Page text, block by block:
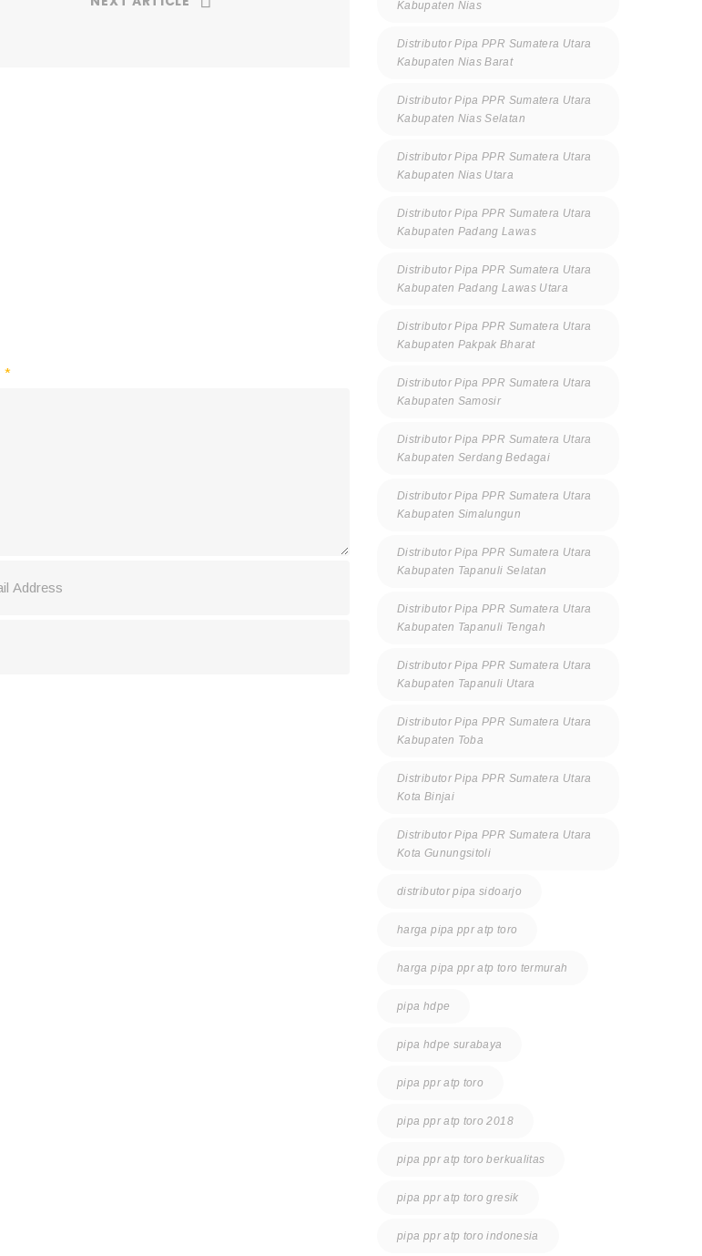
*
Kabupaten Nias
Distributor Pipa PPR Sumatera Utara
Kabupaten Nias Barat
Distributor Pipa PPR Sumatera Utara
Kabupaten Nias Selatan
Distributor Pipa PPR Sumatera Utara
Kabupaten Nias Utara
Distributor Pipa PPR Sumatera Utara
Kabupaten Padang Lawas
Distributor Pipa PPR Sumatera Utara
Kabupaten Padang Lawas Utara
Distributor Pipa PPR Sumatera Utara
Kabupaten Pakpak Bharat
Distributor Pipa PPR Sumatera Utara
Kabupaten Samosir
Distributor Pipa PPR Sumatera Utara
Kabupaten Serdang Bedagai
Distributor Pipa PPR Sumatera Utara
Kabupaten Simalungun
Distributor Pipa PPR Sumatera Utara
Kabupaten Tapanuli Selatan
Distributor Pipa PPR Sumatera Utara
Kabupaten Tapanuli Tengah
Distributor Pipa PPR Sumatera Utara
Kabupaten Tapanuli Utara
Distributor Pipa PPR Sumatera Utara
Kabupaten Toba
Distributor Pipa PPR Sumatera Utara
Kota Binjai
Distributor Pipa PPR Sumatera Utara
Kota Gunungsitoli
distributor pipa sidoarjo
harga pipa ppr atp toro
harga pipa ppr atp toro termurah
pipa hdpe
pipa hdpe surabaya
pipa ppr atp toro
pipa ppr atp toro 2018
pipa ppr atp toro berkualitas
pipa ppr atp toro gresik
pipa ppr atp toro indonesia